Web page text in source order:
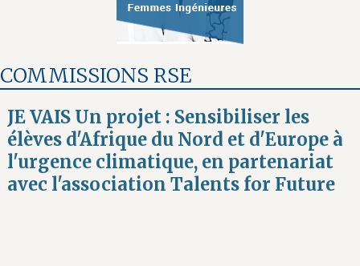
COMMISSIONS RSE
JE VAIS Un projet : Sensibiliser les
élèves d'Afrique du Nord et d'Europe à
l'urgence climatique, en partenariat
avec l'association Talents for Future